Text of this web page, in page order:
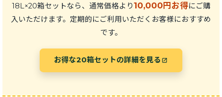
18L×20箱セットなら、通常価格より10,000円お得にご購
入いただけます。定期的にご利用いただくお客様におすすめ
です。
お得な20箱セットの詳細を見る